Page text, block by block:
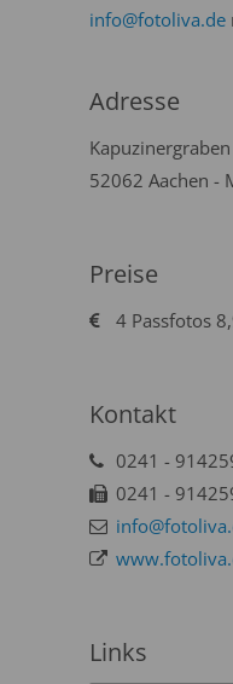
info@fotoliva.de
Adresse
52062 Aachen -
Preise
4 Passfotos
Kontakt
0241 -
0241 -
Links